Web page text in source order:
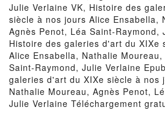
Julie Verlaine VK, Histoire des
siècle à nos jours Alice Ensabella,
Agnès Penot, Léa Saint-Raymond,
Histoire des galeries d'art du XIXe
Alice Ensabella, Nathalie
Saint-Raymond, Julie Verlaine
galeries d'art du XIXe siècle à nos
Nathalie Moureau, Agnès Penot,
Julie Verlaine Téléchargement